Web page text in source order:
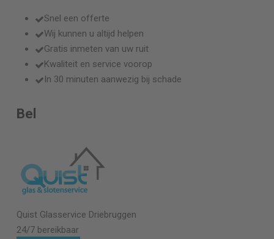
Snel een offerte
Wij kunnen u altijd helpen
Gratis inmeten van uw ruit
Kwaliteit en service voorop
In 30 minuten aanwezig bij schade
Bel
Quist Glasservice Driebruggen
24/7 bereikbaar